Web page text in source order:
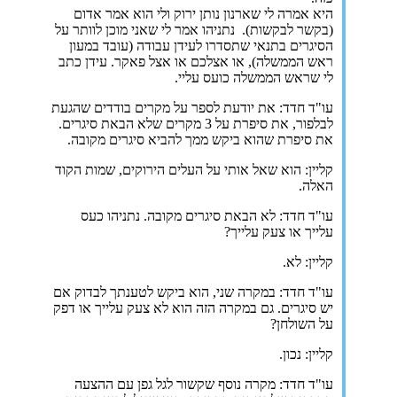
היא אמרה לי שארנון נותן ירוק ולי הוא אמר אדום
(בקשר לבקשות). נתניהו אמר לי שאני מוכן לוותר על
הסיגרים בתנאי שתסדרו לעידן עבודה (עובד במעון
ראש הממשלה), או אצלכם או אצל פאקר. עידן כתב
לי שראש הממשלה כועס עליי.
עו"ד חדד: את יודעת לספר על מקרים בודדים שהגעת
לבלפור, את סיפרת על 3 מקרים שלא הבאת סיגרים.
את סיפרת שהוא ביקש ממך להביא סיגרים מקובה.
קליין: הוא שאל אותי על העלים הירוקים, שמות הקוד
האלה.
עו"ד חדד: לא הבאת סיגרים מקובה. נתניהו כעס
עלייך או צעק עלייך?
קליין: לא.
עו"ד חדד: במקרה שני, הוא ביקש לטענתך לבדוק אם
יש סיגרים. גם במקרה הזה הוא לא צעק עלייך או דפק
על השולחן?
קליין: נכון.
עו"ד חדד: מקרה נוסף שקשור לגל גפן עם ההצעה